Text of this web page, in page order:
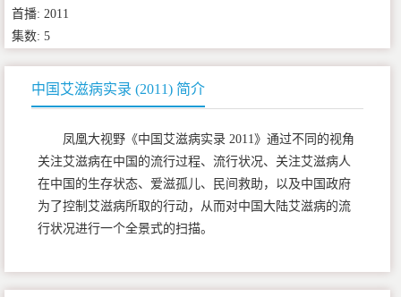
首播: 2011
集数: 5
中国艾滋病实录 (2011) 简介
凤凰大视野《中国艾滋病实录 2011》通过不同的视角
关注艾滋病在中国的流行过程、流行状况、关注艾滋病人
在中国的生存状态、爱滋孤儿、民间救助，以及中国政府
为了控制艾滋病所取的行动，从而对中国大陆艾滋病的流
行状况进行一个全景式的扫描。